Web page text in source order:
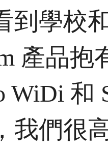
到學校
產品
WiDi 和
我們很